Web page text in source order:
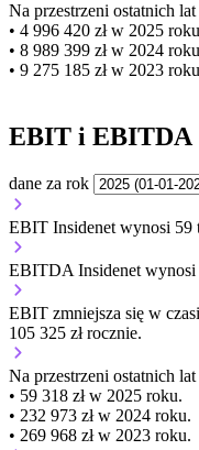
Na przestrzeni ostatnich
• 4 996 420 zł w 2025
• 8 989 399 zł w 2024
• 9 275 185 zł w 2023
EBIT i EBITDA
dane za rok
EBIT Insidenet wynosi 59
EBITDA Insidenet wynosi
EBIT zmniejsza się w
105 325 zł rocznie.
Na przestrzeni ostatnich
• 59 318 zł w 2025 roku.
• 232 973 zł w 2024 roku.
• 269 968 zł w 2023 roku.